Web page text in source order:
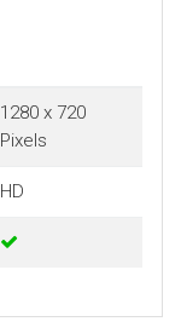
1280 x 720
Pixels
HD